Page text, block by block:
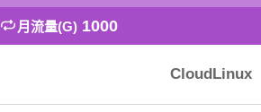
月流量(G) 1000
CloudLinux